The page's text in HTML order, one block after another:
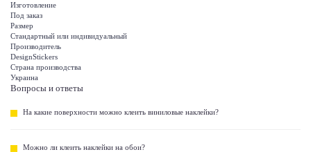
Изготовление
Под заказ
Размер
Стандартный или индивидуальный
Производитель
DesignStickers
Страна производства
Украина
Вопросы и ответы
На какие поверхности можно клеить виниловые наклейки?
Можно ли клеить наклейки на обои?